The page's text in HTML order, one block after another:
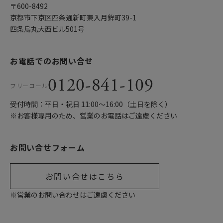
〒600-8492
京都市下京区四条通新町東入月鉾町39-1
四条烏丸大西ビル501号
お電話でのお問い合せ
フリーコール0120-841-109
受付時間：平日・祝日 11:00〜16:00（土日を除く）
※お客様専用のため、営業のお電話はご遠慮ください
お問い合せフォーム
お問い合せはこちら
※営業のお問い合わせはご遠慮ください